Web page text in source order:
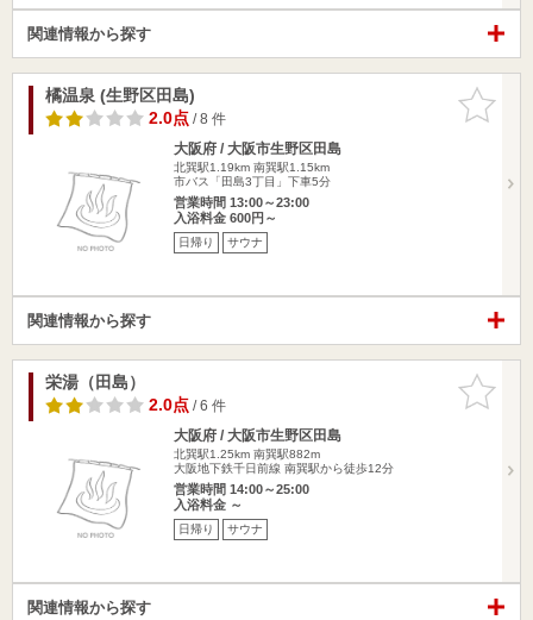
関連情報から探す
お気に入
りに追加
橘温泉 (生野区田島)
2.0点/ 8 件
大阪府 / 大阪市生野区田島
北巽駅1.19km 南巽駅1.15km
市バス「田島3丁目」下車5分
営業時間 13:00～23:00
入浴料金 600円～
日帰り サウナ
関連情報から探す
お気に入
りに追加
栄湯（田島）
2.0点/ 6 件
大阪府 / 大阪市生野区田島
北巽駅1.25km 南巽駅882m
大阪地下鉄千日前線 南巽駅から徒歩12分
営業時間 14:00～25:00
入浴料金 ～
日帰り サウナ
関連情報から探す